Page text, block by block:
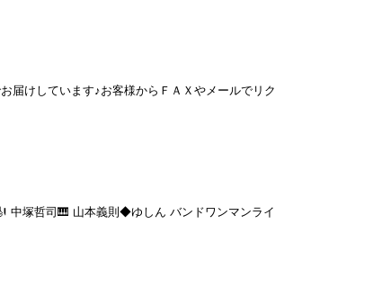
けしています♪お客様からＦＡＸやメールでリク
中塚哲司🎹 山本義則◆ゆしん バンドワンマンライ